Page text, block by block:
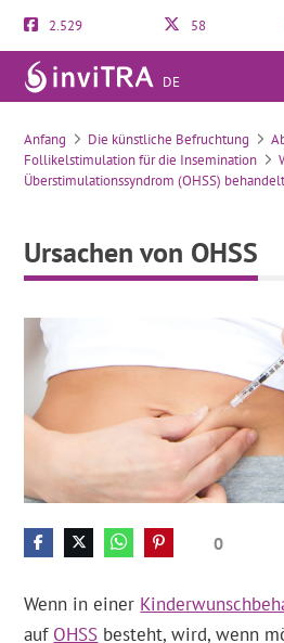
2.529 58
DE
Ursachen von
Anfang Die künstliche Befruchtung
Follikelstimulation für die Insemination
Überstimulationssyndrom (OHSS)
Ursachen von OHSS
0
Wenn in einer
auf OHSS besteht, wird, wenn